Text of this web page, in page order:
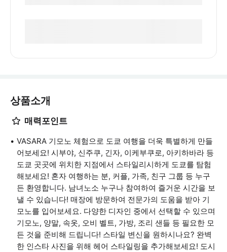
상품소개
매력포인트
VASARA 기모노 체험으로 도쿄 여행을 더욱 특별하게 만들
어보세요! 시부야, 신주쿠, 긴자, 이케부쿠로, 아키하바라 등
도쿄 곳곳에 위치한 지점에서 스타일리시하게 도쿄를 탐험
해보세요! 혼자 여행하는 분, 커플, 가족, 친구 그룹 등 누구
든 환영합니다. 남녀노소 누구나 참여하여 즐거운 시간을 보
낼 수 있습니다! 매장에 방문하여 전문가의 도움을 받아 기
모노를 입어보세요. 다양한 디자인 중에서 선택할 수 있으며
기모노, 양말, 속옷, 오비 벨트, 가방, 조리 샌들 등 필요한 모
든 것을 준비해 드립니다! 스타일 변신을 원하시나요? 완벽
한 인스타 사진을 위해 헤어 스타일링을 추가해보세요! 도시